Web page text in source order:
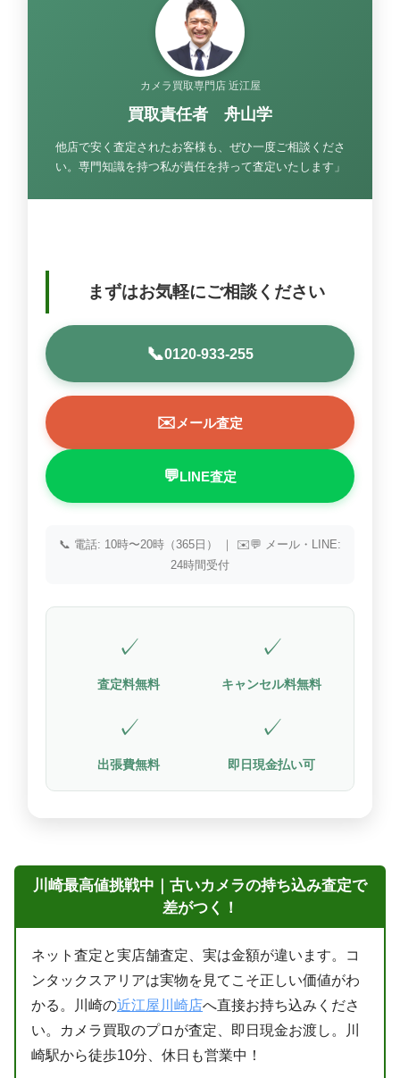
カメラ買取専門店 近江屋
買取責任者 舟山学
他店で安く査定されたお客様も、ぜひ一度ご相談くださ
い。専門知識を持つ私が責任を持って査定いたします」
まずはお気軽にご相談ください
📞0120-933-255
✉️ メール査定
💬LINE査定
📞 電話: 10時〜20時（365日） ｜ ✉️💬 メール・LINE:
24時間受付
✓
査定料無料
✓
キャンセル料無料
✓
出張費無料
✓
即日現金払い可
川崎最高値挑戦中｜古いカメラの持ち込み査定で
差がつく！
ネット査定と実店舗査定、実は金額が違います。コ
ンタックスアリアは実物を見てこそ正しい価値がわ
かる。川崎の近江屋川崎店へ直接お持ち込みくださ
い。カメラ買取のプロが査定、即日現金お渡し。川
崎駅から徒歩10分、休日も営業中！